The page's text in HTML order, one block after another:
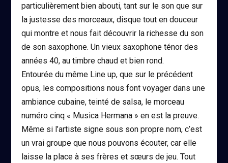
particulièrement bien abouti, tant sur le son que sur
la justesse des morceaux, disque tout en douceur
qui montre et nous fait découvrir la richesse du son
de son saxophone. Un vieux saxophone ténor des
années 40, au timbre chaud et bien rond.
Entourée du même Line up, que sur le précédent
opus, les compositions nous font voyager dans une
ambiance cubaine, teinté de salsa, le morceau
numéro cinq « Musica Hermana » en est la preuve.
Même si l’artiste signe sous son propre nom, c’est
un vrai groupe que nous pouvons écouter, car elle
laisse la place à ses frères et sœurs de jeu. Tout